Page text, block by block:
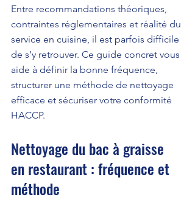
Entre recommandations théoriques,
contraintes réglementaires et réalité du
service en cuisine, il est parfois difficile
de s’y retrouver. Ce guide concret vous
aide à définir la bonne fréquence,
structurer une méthode de nettoyage
efficace et sécuriser votre conformité
HACCP.
Nettoyage du bac à graisse
en restaurant : fréquence et
méthode